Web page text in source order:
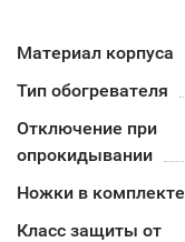
Материал корпуса
Тип обогревателя
Отключение при
опрокидывании
Ножки в комплекте
Класс защиты от